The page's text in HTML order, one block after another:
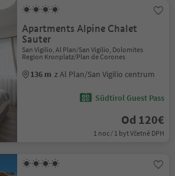
Apartments Alpine Chalet
Sauter
San Vigilio, Al Plan/San Vigilio, Dolomites
Region Kronplatz/Plan de Corones
136 m z Al Plan/San Vigilio centrum
Südtirol Guest Pass
Od 120€
1 noc / 1 byt Včetně DPH